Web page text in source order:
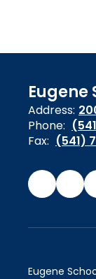
Eugene
Address:
Phone:
Fax: (541)
Eugene